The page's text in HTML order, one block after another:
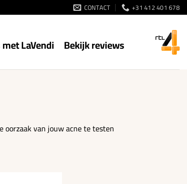
CONTACT +31 412 401 678
LaVendi Bekijk reviews
oorzaak van jouw acne te testen